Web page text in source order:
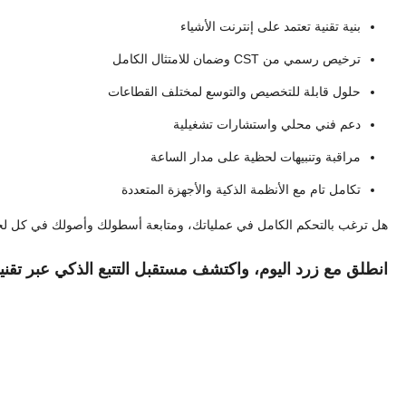
بنية تقنية تعتمد على إنترنت الأشياء
ترخيص رسمي من CST وضمان للامتثال الكامل
حلول قابلة للتخصيص والتوسع لمختلف القطاعات
دعم فني محلي واستشارات تشغيلية
مراقبة وتنبيهات لحظية على مدار الساعة
تكامل تام مع الأنظمة الذكية والأجهزة المتعددة
هل ترغب بالتحكم الكامل في عملياتك، ومتابعة أسطولك وأصولك في كل
انطلق مع زرد اليوم، واكتشف مستقبل التتبع الذكي عبر